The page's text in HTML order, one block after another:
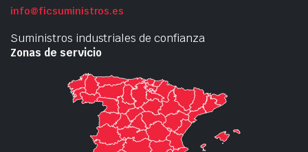
info@ficsuministros.es
Suministros industriales de confianza
Zonas de servicio